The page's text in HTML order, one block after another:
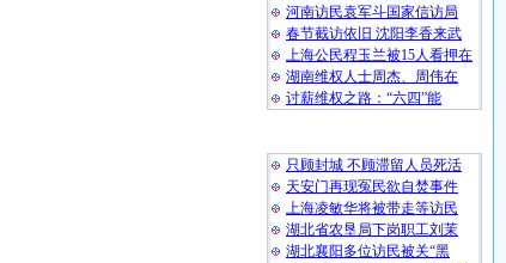
河南访民袁军斗国家信访局
春节截访依旧 沈阳李香来武
上海公民程玉兰被15人看押在
湖南维权人士周杰、周伟在
讨薪维权之路：“六四”能
只顾封城 不顾滞留人员死活
天安门再现冤民欲自焚事件
上海凌敏华将被带走等访民
湖北省农垦局下岗职工刘茉
湖北襄阳多位访民被关“黑